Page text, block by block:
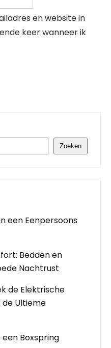
en website in
keer wanneer ik
Zoeken
een Eenpersoons
Bedden en
Nachtrust
de Elektrische
de Ultieme
een Boxspring